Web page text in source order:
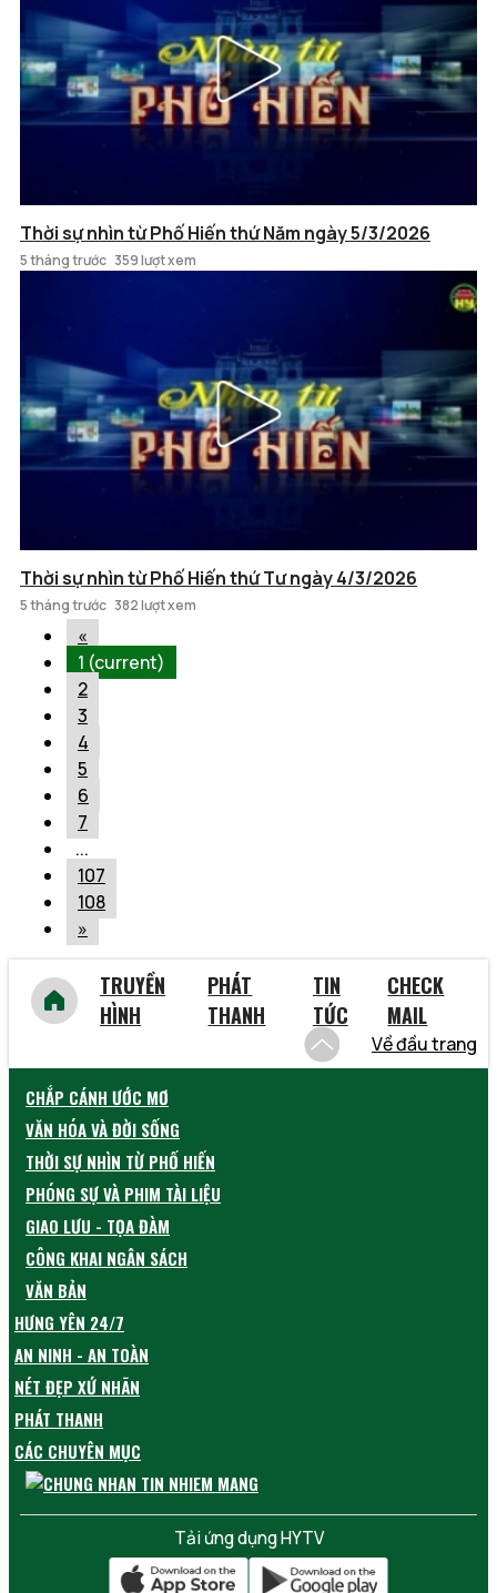
Thời sự nhìn từ Phố Hiến thứ Năm ngày 5/3/2026
5 tháng trước 359 lượt xem
Thời sự nhìn từ Phố Hiến thứ Tư ngày 4/3/2026
5 tháng trước 382 lượt xem
«
1 (current)
2
3
4
5
6
7
...
107
108
»
TRUYỀN
HÌNH
PHÁT
THANH
TIN
TỨC
CHECK
MAIL
Về đầu trang
CHẮP CÁNH ƯỚC MƠ
VĂN HÓA VÀ ĐỜI SỐNG
THỜI SỰ NHÌN TỪ PHỐ HIẾN
PHÓNG SỰ VÀ PHIM TÀI LIỆU
GIAO LƯU - TỌA ĐÀM
CÔNG KHAI NGÂN SÁCH
VĂN BẢN
HƯNG YÊN 24/7
AN NINH - AN TOÀN
NÉT ĐẸP XỨ NHÃN
PHÁT THANH
CÁC CHUYÊN MỤC
Tải ứng dụng HYTV